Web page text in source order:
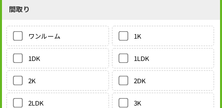
間取り
ワンルーム 1K
1DK 1LDK
2K 2DK
2LDK 3K